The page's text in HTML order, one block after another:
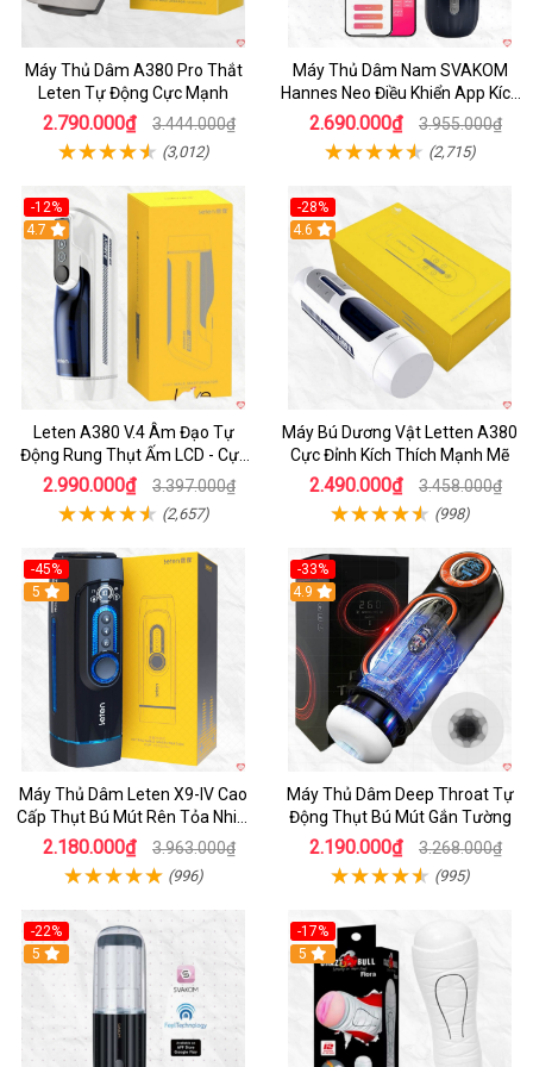
Máy Thủ Dâm A380 Pro Thắt
Leten Tự Động Cực Mạnh
2.790.000₫ 3.444.000₫
(3,012)
Máy Thủ Dâm Nam SVAKOM
Hannes Neo Điều Khiển App Kích
Thích
2.690.000₫ 3.955.000₫
(2,715)
-12%
Hot
4.7
Leten A380 V.4 Âm Đạo Tự
Động Rung Thụt Ấm LCD - Cực
Phê
2.990.000₫ 3.397.000₫
(2,657)
-28%
Hot
4.6
Máy Bú Dương Vật Letten A380
Cực Đỉnh Kích Thích Mạnh Mẽ
2.490.000₫ 3.458.000₫
(998)
-45%
Hot
5
Máy Thủ Dâm Leten X9-IV Cao
Cấp Thụt Bú Mút Rên Tỏa Nhiệt
Sạc Pin
2.180.000₫ 3.963.000₫
(996)
-33%
Hot
4.9
Máy Thủ Dâm Deep Throat Tự
Động Thụt Bú Mút Gắn Tường
2.190.000₫ 3.268.000₫
(995)
-22%
5
-17%
5